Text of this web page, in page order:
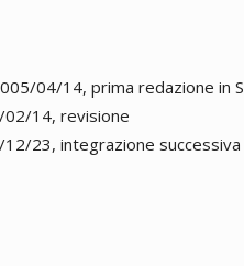
04/14, prima redazione in
02/14, revisione
12/23, integrazione successiva